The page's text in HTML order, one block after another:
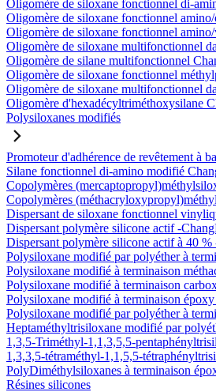
Oligomère de siloxane fonctionnel di-
Oligomère de siloxane fonctionnel
Oligomère de siloxane fonctionnel
Oligomère de siloxane multifonctionnel
Oligomère de silane multifonctionnel
Oligomère de siloxane fonctionnel
Oligomère de siloxane multifonctionnel
Oligomère d'hexadécyltriméthoxysilane
Polysiloxanes modifiés
Promoteur d'adhérence de revêtement à
Silane fonctionnel di-amino modifié
Copolymères
Copolymères
Dispersant de siloxane fonctionnel
Dispersant polymère silicone actif -
Dispersant polymère silicone actif à 40
Polysiloxane modifié par polyéther à
Polysiloxane modifié à terminaison
Polysiloxane modifié à terminaison
Polysiloxane modifié à terminaison
Polysiloxane modifié par polyéther à
Heptaméthyltrisiloxane modifié par
1,3,5-Triméthyl-1,1,3,5,5-
1,3,3,5-tétraméthyl-1,1,5,5-
PolyDiméthylsiloxanes à terminaison
Résines silicones